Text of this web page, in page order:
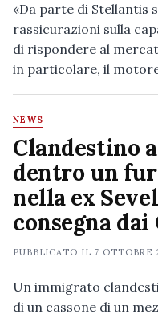
«Da parte di Stellantis
rassicurazioni sulla
di rispondere al
in particolare, il
NEWS
Clandestino
dentro un
nella ex
consegna
PUBBLICATO IL 7 OTTOBRE
Un immigrato
di un cassone di un